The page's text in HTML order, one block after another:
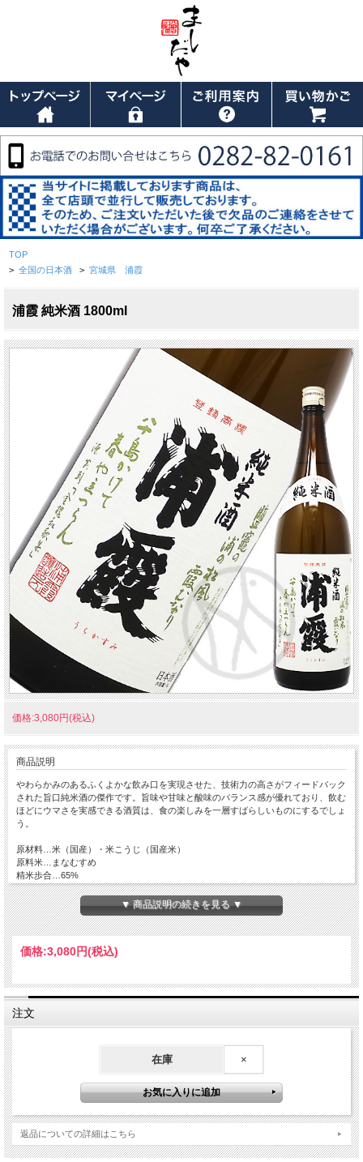
TOP
> 全国の日本酒 > 宮城県 浦霞
浦霞 純米酒 1800ml
価格:3,080円(税込)
商品説明
やわらかみのあるふくよかな飲み口を実現させた、技術力の高さがフィードバック
された旨口純米酒の傑作です。旨味や甘味と酸味のバランス感が優れており、飲む
ほどにウマさを実感できる酒質は、食の楽しみを一層すばらしいものにするでしょ
う。
原材料…米（国産）・米こうじ（国産米）
原料米…まなむすめ
精米歩合…65%
日本酒度…+1～2
酸度…1.3
アミノ酸度…
使用酵母…自家酵母
▼ 商品説明の続きを見る ▼
価格:3,080円(税込)
注文
在庫 ×
返品についての詳細はこちら